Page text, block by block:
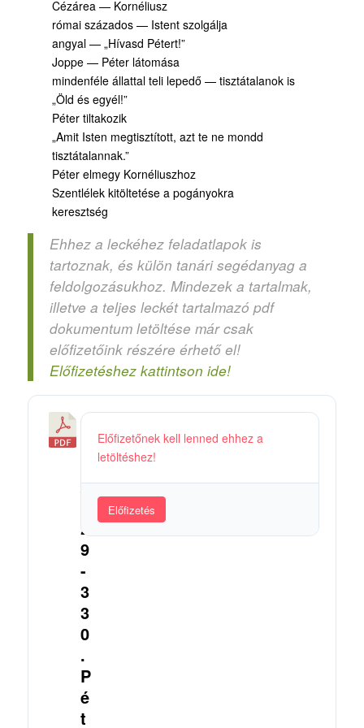
Cézárea — Kornéliusz
római százados — Istent szolgálja
angyal — „Hívasd Pétert!”
Joppe — Péter látomása
mindenféle állattal teli lepedő — tisztátalanok is
„Öld és egyél!”
Péter tiltakozik
„Amit Isten megtisztított, azt te ne mondd
tisztátalannak.”
Péter elmegy Kornéliuszhoz
Szentlélek kitöltetése a pogányokra
keresztség
Ehhez a leckéhez feladatlapok is
tartoznak, és külön tanári segédanyag a
feldolgozásukhoz. Mindezek a tartalmak,
illetve a teljes leckét tartalmazó pdf
dokumentum letöltése már csak
előfizetőink részére érhető el!
Előfizetéshez kattintson ide!
3
/
2
9
-
3
3
0
.
P
é
t
Előfizetőnek kell lenned ehhez a
letöltéshez!
Előfizetés